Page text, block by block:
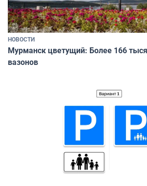
НОВОСТИ
Мурманск цветущий: Более 166
вазонов